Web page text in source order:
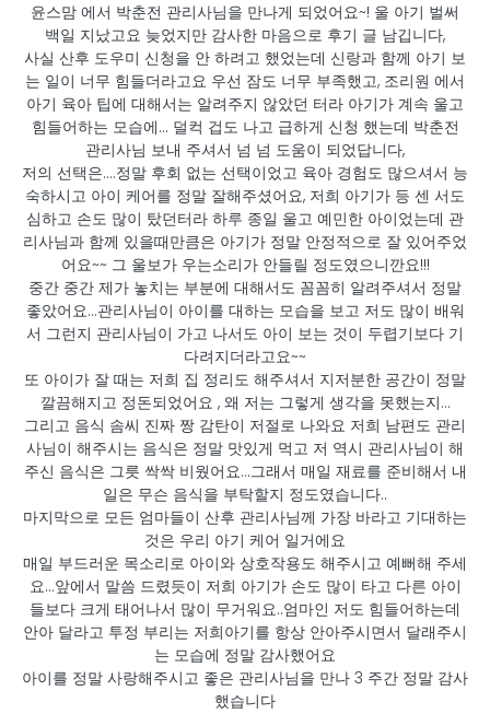
윤스맘 에서 박춘전 관리사님을 만나게 되었어요~! 울 아기 벌써
백일 지났고요 늦었지만 감사한 마음으로 후기 글 남깁니다,
사실 산후 도우미 신청을 안 하려고 했었는데 신랑과 함께 아기 보
는 일이 너무 힘들더라고요 우선 잠도 너무 부족했고, 조리원 에서
아기 육아 팁에 대해서는 알려주지 않았던 터라 아기가 계속 울고
힘들어하는 모습에... 덜컥 겁도 나고 급하게 신청 했는데 박춘전
관리사님 보내 주셔서 넘 넘 도움이 되었답니다,
저의 선택은....정말 후회 없는 선택이었고 육아 경험도 많으셔서 능
숙하시고 아이 케어를 정말 잘해주셨어요, 저희 아기가 등 센 서도
심하고 손도 많이 탔던터라 하루 종일 울고 예민한 아이었는데 관
리사님과 함께 있을때만큼은 아기가 정말 안정적으로 잘 있어주었
어요~~ 그 울보가 우는소리가 안들릴 정도였으니깐요!!!
중간 중간 제가 놓치는 부분에 대해서도 꼼꼼히 알려주셔서 정말
좋았어요...관리사님이 아이를 대하는 모습을 보고 저도 많이 배워
서 그런지 관리사님이 가고 나서도 아이 보는 것이 두렵기보다 기
다려지더라고요~~
또 아이가 잘 때는 저희 집 정리도 해주셔서 지저분한 공간이 정말
깔끔해지고 정돈되었어요 , 왜 저는 그렇게 생각을 못했는지...
그리고 음식 솜씨 진짜 짱 감탄이 저절로 나와요 저희 남편도 관리
사님이 해주시는 음식은 정말 맛있게 먹고 저 역시 관리사님이 해
주신 음식은 그릇 싹싹 비웠어요...그래서 매일 재료를 준비해서 내
일은 무슨 음식을 부탁할지 정도였습니다..
마지막으로 모든 엄마들이 산후 관리사님께 가장 바라고 기대하는
것은 우리 아기 케어 일거에요
매일 부드러운 목소리로 아이와 상호작용도 해주시고 예뻐해 주세
요...앞에서 말씀 드렸듯이 저희 아기가 손도 많이 타고 다른 아이
들보다 크게 태어나서 많이 무거워요..엄마인 저도 힘들어하는데
안아 달라고 투정 부리는 저희아기를 항상 안아주시면서 달래주시
는 모습에 정말 감사했어요
아이를 정말 사랑해주시고 좋은 관리사님을 만나 3 주간 정말 감사
했습니다